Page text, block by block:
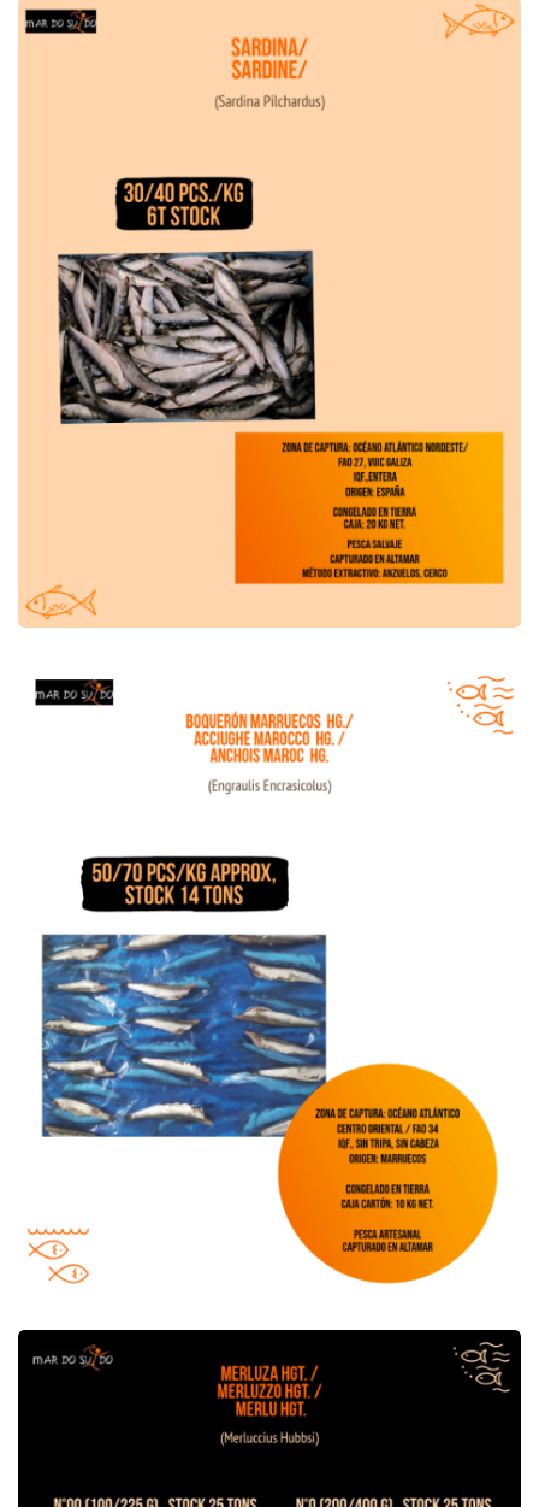
Oferta de Sardina
Oferta de Boquerón Marruecos HG
Oferta de Merluza HGT